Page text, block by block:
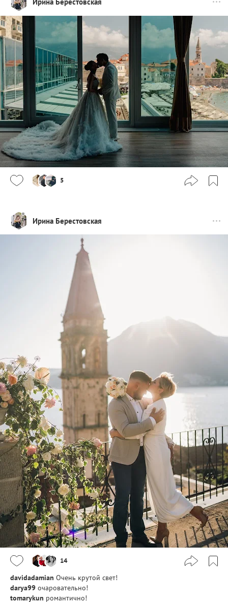
5
Ирина Берестовская
14
davidadamian Очень крутой свет!
darya99 очаровательно!
tomarykun романтично!